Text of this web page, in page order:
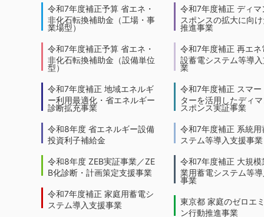
令和7年度補正予算 省エネ・
非化石転換補助金（工場・事
業場型）
令和7年度補正予算 省エネ・
非化石転換補助金（設備単位
型）
令和7年度補正 地域エネルギ
ー利用最適化・省エネルギー
診断拡充事業
令和8年度 省エネルギー設備
投資利子補給金
令和8年度 ZEB実証事業／ZE
B化診断・計画策定支援事業
令和7年度補正 家庭用蓄電シ
ステム導入支援事業
令和7年度補正 ディマ
スポンスの拡大に向
推進事業
令和7年度補正 再エネ
設蓄電システム等導
業
令和7年度補正 スマー
ターを活用したディ
スポンス実証事業
令和7年度補正 系統用
ステム等導入支援事業
令和7年度補正 大規模
業用蓄電システム等
事業
東京都 家庭のゼロエ
ン行動推進事業